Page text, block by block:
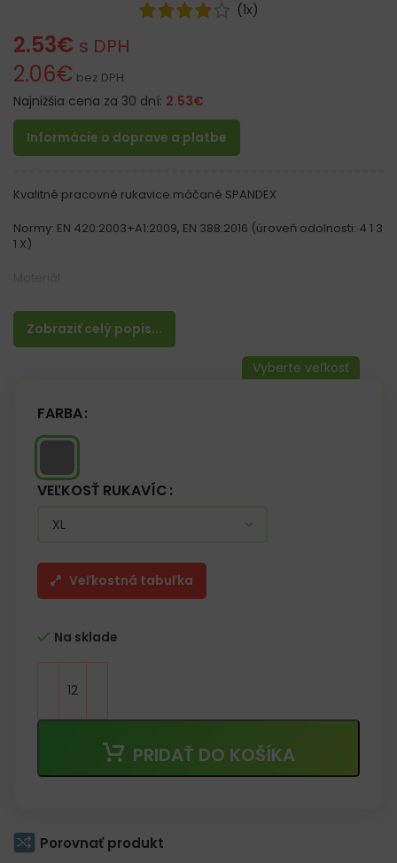
(1x)
2.53€ s DPH
2.06€ bez DPH
Najnižšia cena za 30 dní: 2.53€
Informácie o doprave a platbe
Zobraziť celý popis...
Kvalitné pracovné rukavice máčané SPANDEX
Normy: EN 420:2003+A1:2009, EN 388:2016 (úroveň odolnosti: 4 1 3
1 X)
Potiahnuté vodným polyuretánom
Vlastnosti:
– Vykazujú veľmi vysokú pružnosť, vďaka čomu dokonale
zapadajú do ruky
– Vhodné na všeobecné mechanické práce
FARBA
VEĽKOSŤ RUKAVÍC
Veľkostná tabuľka
Na sklade
PRIDAŤ DO KOŠÍKA
Porovnať produkt